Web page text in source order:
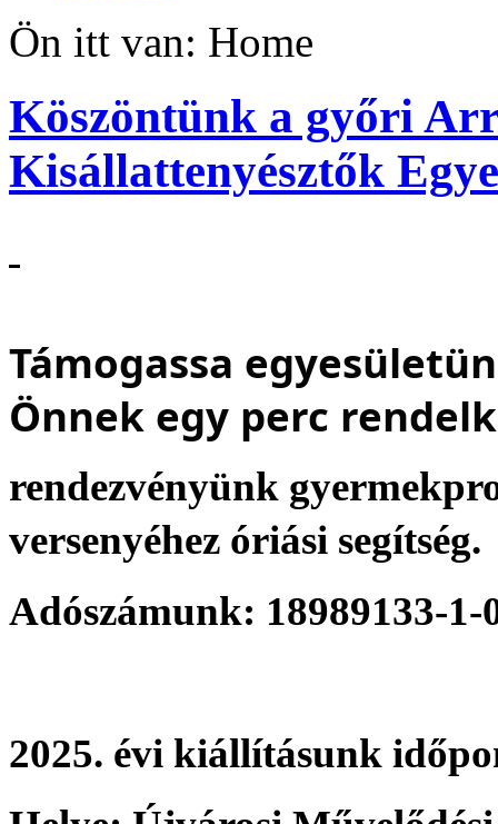
Ön itt van: Home
Köszöntünk a győri
Kisállattenyésztők
Támogassa
Önnek egy perc
rendezvényünk
versenyéhez óriási segítség.
Adószámunk: 18989133-1-
2025. évi kiállításunk